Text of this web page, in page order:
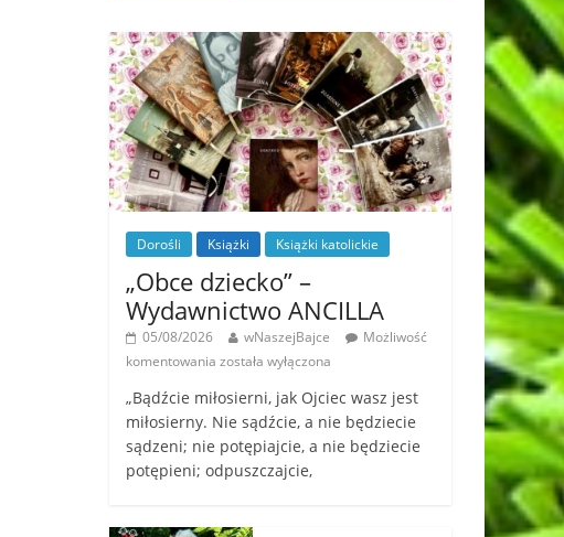
Dorośli Książki Książki katolickie
„Obce dziecko” –
Wydawnictwo ANCILLA
05/08/2026 wNaszejBajce
Możliwość
komentowania została wyłączona
„Bądźcie miłosierni, jak Ojciec wasz jest
miłosierny. Nie sądźcie, a nie będziecie
sądzeni; nie potępiajcie, a nie będziecie
potępieni; odpuszczajcie,